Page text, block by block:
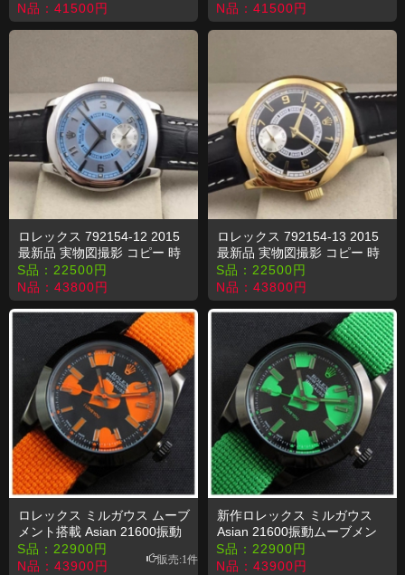
N品： 41500円
N品： 41500円
ロレックス 792154-12 2015
最新品 実物図撮影 コピー 時
計
S品： 22500円
N品： 43800円
ロレックス 792154-13 2015
最新品 実物図撮影 コピー 時
計
S品： 22500円
N品： 43800円
ロレックス ミルガウス ムーブ
メント搭載 Asian 21600振動
コピー 時計
S品： 22900円
N品： 43900円
販売:1件
新作ロレックス ミルガウス
Asian 21600振動ムーブメン
ト搭載 コピー 時計
S品： 22900円
N品： 43900円